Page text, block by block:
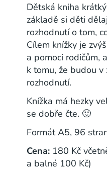
Dětská kniha
základě si děti
rozhodnutí o tom,
Cílem knížky je
a pomoci rodičům,
k tomu, že budou
rozhodnutí.
Knížka má hezky
se dobře čte. 🙂
Formát A5, 96
Cena:180 Kč
a balné 100 Kč)